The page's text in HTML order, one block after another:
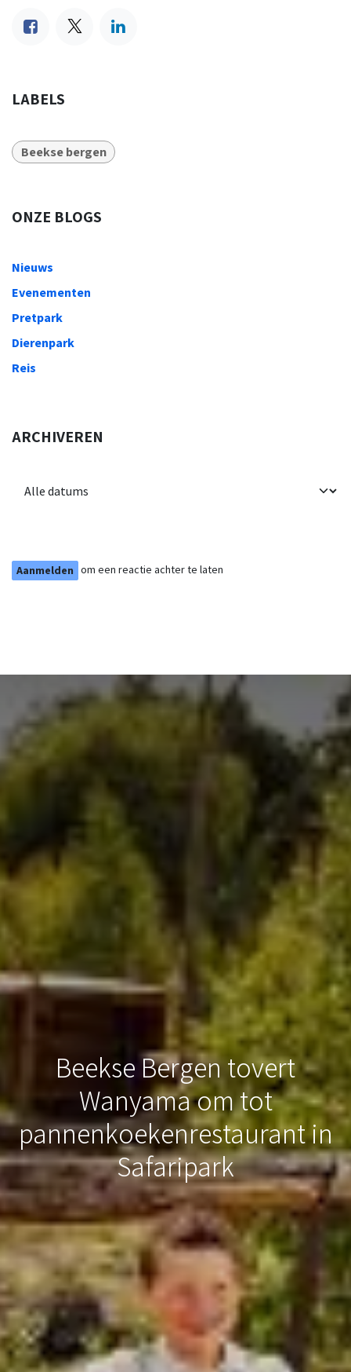
LABELS
Beekse bergen
ONZE BLOGS
Nieuws
Evenementen
Pretpark
Dierenpark
Reis
ARCHIVEREN
Aanmelden om een reactie achter te laten
Beekse Bergen tovert
Wanyama om tot
pannenkoekenrestaurant in
Safaripark